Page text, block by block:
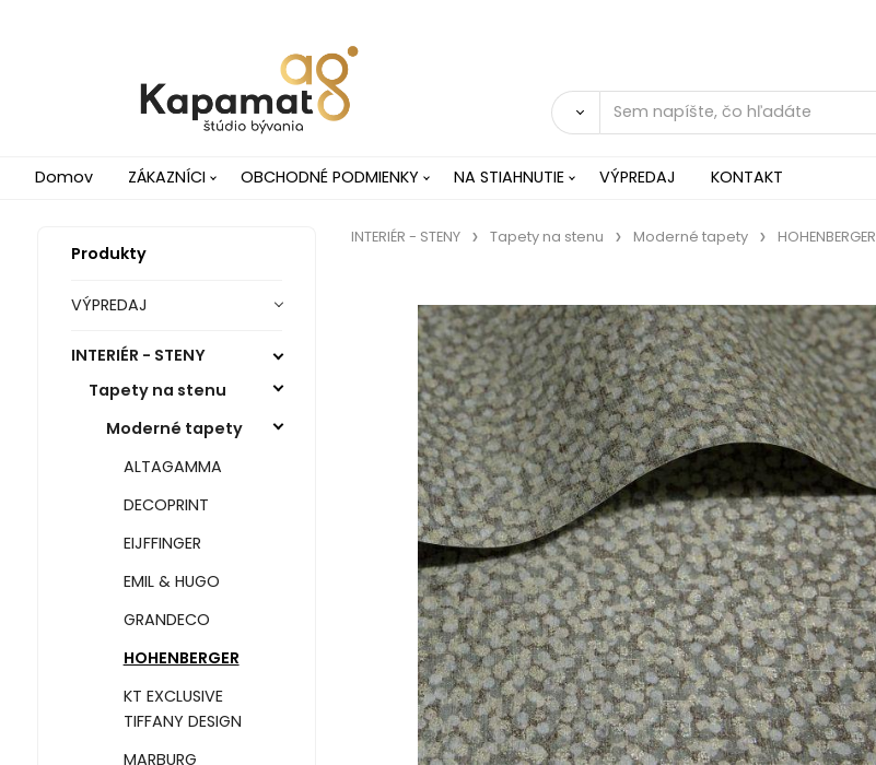
Domov ZÁKAZNÍCI OBCHODNÉ PODMIENKY NA STIAHNUTIE VÝPREDAJ KONTAKT
Produkty
VÝPREDAJ
INTERIÉR - STENY
Tapety na stenu
Moderné tapety
ALTAGAMMA
DECOPRINT
EIJFFINGER
EMIL & HUGO
GRANDECO
HOHENBERGER
KT EXCLUSIVE
TIFFANY DESIGN
MARBURG
INTERIÉR - STENY Tapety na stenu Moderné tapety HOHENBERGER